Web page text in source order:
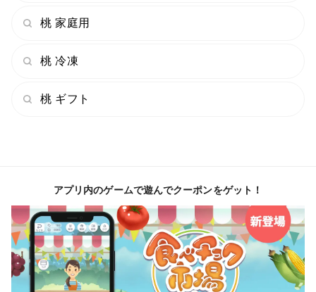
桃 家庭用
桃 冷凍
桃 ギフト
アプリ内のゲームで遊んでクーポンをゲット！